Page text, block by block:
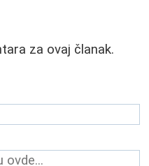
za ovaj članak.